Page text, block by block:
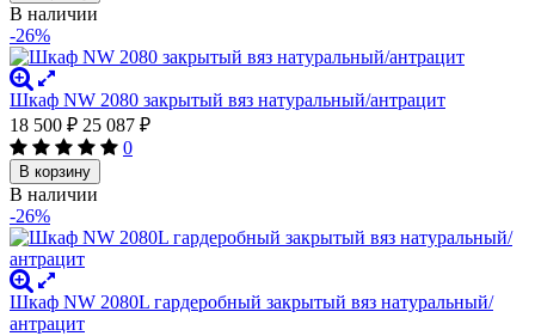
В наличии
-26%
Шкаф NW 2080 закрытый вяз натуральный/антрацит
18 500 ₽ 25 087 ₽
0
В корзину
В наличии
-26%
Шкаф NW 2080L гардеробный закрытый вяз натуральный/
антрацит